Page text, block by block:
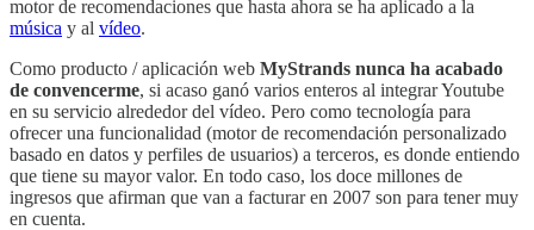
motor de recomendaciones que hasta ahora se ha aplicado a la
música y al vídeo.
Como producto / aplicación web MyStrands nunca ha acabado
de convencerme, si acaso ganó varios enteros al integrar Youtube
en su servicio alrededor del vídeo. Pero como tecnología para
ofrecer una funcionalidad (motor de recomendación personalizado
basado en datos y perfiles de usuarios) a terceros, es donde entiendo
que tiene su mayor valor. En todo caso, los doce millones de
ingresos que afirman que van a facturar en 2007 son para tener muy
en cuenta.